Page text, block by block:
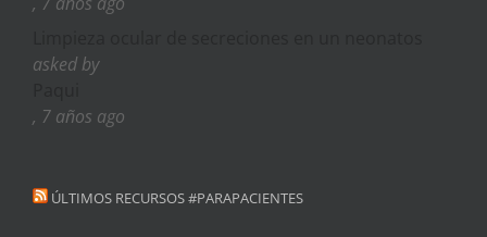
asked by
, 7 años ago
ÚLTIMOS RECURSOS #PARAPACIENTES